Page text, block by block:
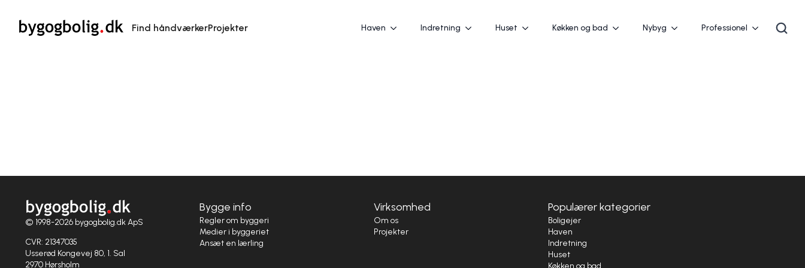
Find håndværkerProjekter Haven Indretning Huset Køkken og bad Nybyg Professionel
© 1998-2026 bygogbolig.dk ApS
CVR: 21347035
Usserød Kongevej 80, 1. Sal
2970 Hørsholm
Bygge info
Regler om byggeri
Medier i byggeriet
Ansæt en lærling
Virksomhed
Om os
Projekter
Populærer kategorier
Boligejer
Haven
Indretning
Huset
Køkken og bad